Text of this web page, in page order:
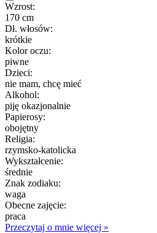
Wzrost:
170 cm
Dł. włosów:
krótkie
Kolor oczu:
piwne
Dzieci:
nie mam, chcę mieć
Alkohol:
piję okazjonalnie
Papierosy:
obojętny
Religia:
rzymsko-katolicka
Wykształcenie:
średnie
Znak zodiaku:
waga
Obecne zajęcie:
praca
Przeczytaj o mnie więcej »